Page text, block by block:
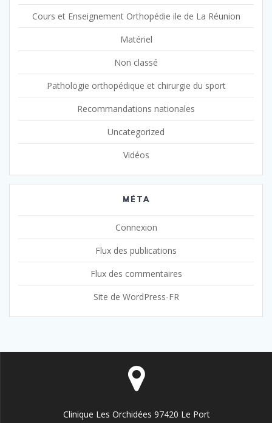
Cours et Enseignement Orthopédie ile de La Réunion
Matériel
Non classé
Pathologie orthopédique et chirurgie du sport
Recommandations nationales
Uncategorized
Vidéos
MÉTA
Connexion
Flux des publications
Flux des commentaires
Site de WordPress-FR
Clinique Les Orchidées 97420 Le Port